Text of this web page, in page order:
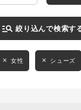
manage_search 絞り込んで検索す
女性 シューズ